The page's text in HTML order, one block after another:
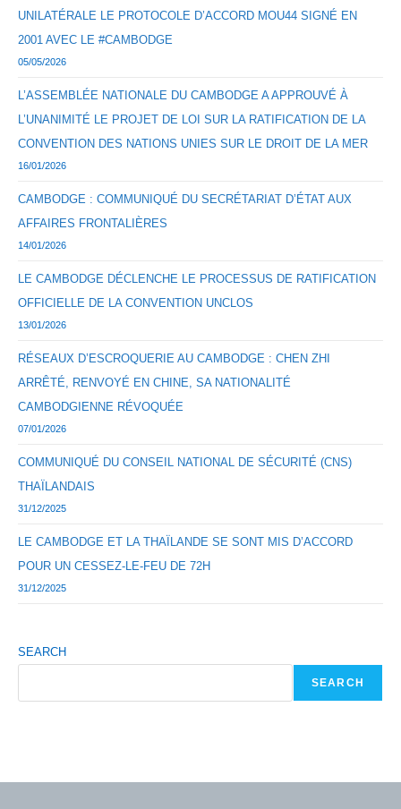
UNILATÉRALE LE PROTOCOLE D’ACCORD MOU44 SIGNÉ EN
2001 AVEC LE #CAMBODGE
05/05/2026
L’ASSEMBLÉE NATIONALE DU CAMBODGE A APPROUVÉ À
L’UNANIMITÉ LE PROJET DE LOI SUR LA RATIFICATION DE LA
CONVENTION DES NATIONS UNIES SUR LE DROIT DE LA MER
16/01/2026
CAMBODGE : COMMUNIQUÉ DU SECRÉTARIAT D’ÉTAT AUX
AFFAIRES FRONTALIÈRES
14/01/2026
LE CAMBODGE DÉCLENCHE LE PROCESSUS DE RATIFICATION
OFFICIELLE DE LA CONVENTION UNCLOS
13/01/2026
RÉSEAUX D’ESCROQUERIE AU CAMBODGE : CHEN ZHI
ARRÊTÉ, RENVOYÉ EN CHINE, SA NATIONALITÉ
CAMBODGIENNE RÉVOQUÉE
07/01/2026
COMMUNIQUÉ DU CONSEIL NATIONAL DE SÉCURITÉ (CNS)
THAÏLANDAIS
31/12/2025
LE CAMBODGE ET LA THAÏLANDE SE SONT MIS D’ACCORD
POUR UN CESSEZ-LE-FEU DE 72H
31/12/2025
SEARCH
SEARCH